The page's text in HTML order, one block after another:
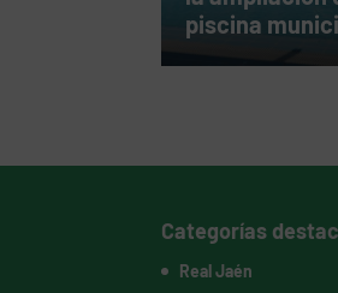
piscina
Categorías
Real Jaén